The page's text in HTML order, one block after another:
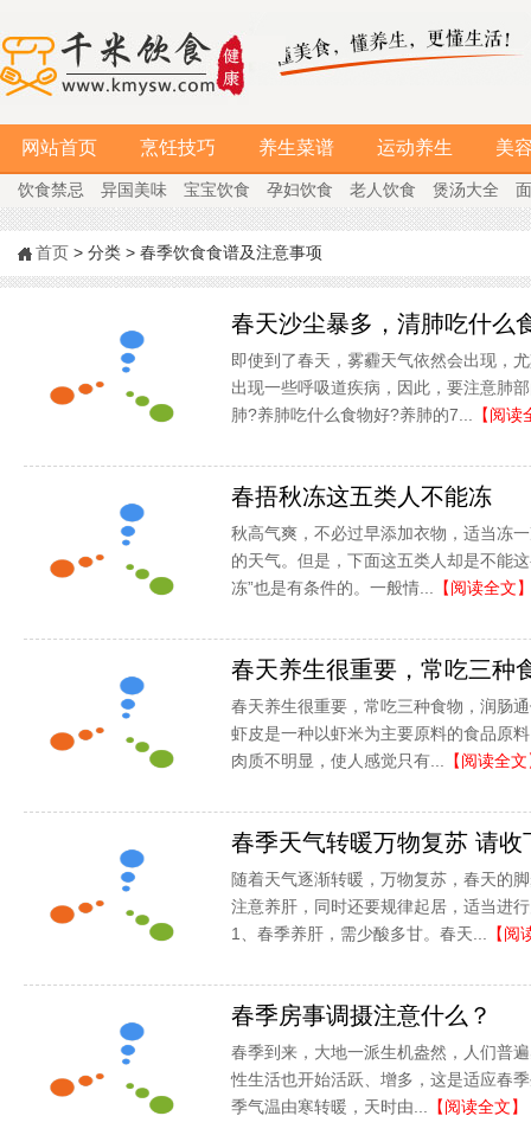
网站首页 烹饪技巧 养生菜谱 运动养生 美
饮食禁忌 异国美味 宝宝饮食 孕妇饮食 老人饮食 煲汤大全
首页 > 分类 > 春季饮食食谱及注意事项
春天沙尘暴多，清肺吃什么
即使到了春天，雾霾天气依然会出现，
出现一些呼吸道疾病，因此，要注意肺
肺?养肺吃什么食物好?养肺的7...
【阅
春捂秋冻这五类人不能冻
秋高气爽，不必过早添加衣物，适当冻
的天气。但是，下面这五类人却是不能
冻”也是有条件的。一般情...
【阅读全文
春天养生很重要，常吃三种
春天养生很重要，常吃三种食物，润肠
虾皮是一种以虾米为主要原料的食品原
肉质不明显，使人感觉只有...
【阅读全
春季天气转暖万物复苏 请
随着天气逐渐转暖，万物复苏，春天的
注意养肝，同时还要规律起居，适当进
1、春季养肝，需少酸多甘。春天...
【阅
春季房事调摄注意什么？
春季到来，大地一派生机盎然，人们普
性生活也开始活跃、增多，这是适应春
季气温由寒转暖，天时由...
【阅读全文】